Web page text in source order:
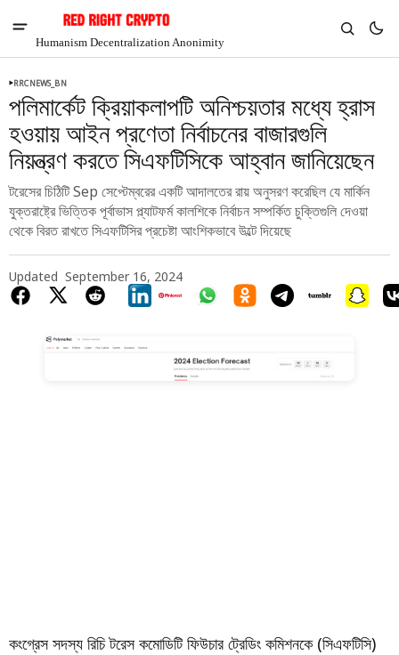
Humanism Decentralization Anonimity
$1.38
RRCNEWS_BN
পলিমার্কেট ক্রিয়াকলাপটি অনিশ্চয়তার মধ্যে হ্রাস
হওয়ায় আইন প্রণেতা নির্বাচনের বাজারগুলি
নিয়ন্ত্রণ করতে সিএফটিসিকে আহ্বান জানিয়েছেন
টরেসের চিঠিটি Sep সেপ্টেম্বরের একটি আদালতের রায় অনুসরণ করেছিল যে মার্কিন
যুক্তরাষ্ট্রে ভিত্তিক পূর্বাভাস প্ল্যাটফর্ম কালশিকে নির্বাচন সম্পর্কিত চুক্তিগুলি দেওয়া
থেকে বিরত রাখতে সিএফটিসির প্রচেষ্টা আংশিকভাবে উল্টে দিয়েছে
Updated September 16, 2024
কংগ্রেস সদস্য রিচি টরেস কমোডিটি ফিউচার ট্রেডিং কমিশনকে (সিএফটিসি)